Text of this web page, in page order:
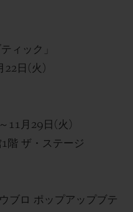
ティック」のファサー
登場！隣接する大階段
大の躍動感あふれるイラ
るこの特別なデザイン
ィック」
22 日 ( 火 )
～ 11 月 29 日 ( 火 )
1 階 ザ・ ステージ
ブロ ポップアップブテ